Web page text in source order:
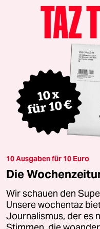
10 Ausgaben für 10 Euro
Die
Wir schauen den
Unsere wochentaz
Journalismus, der es